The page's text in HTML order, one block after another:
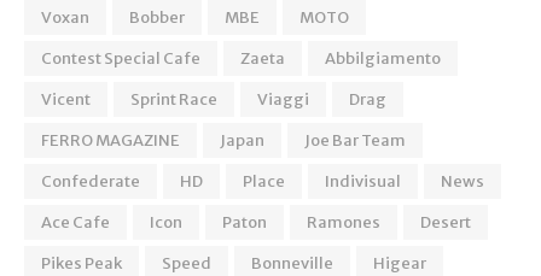
Voxan
Bobber MBE
MOTO
Contest Special Cafe
Zaeta
Abbilgiamento
Vicent
Sprint Race Viaggi
Drag
FERRO MAGAZINE
Japan
Joe Bar Team
Confederate
HD Place Indivisual
News
Ace Cafe
Icon Paton Ramones
Desert
Pikes Peak
Speed Bonneville
Higear